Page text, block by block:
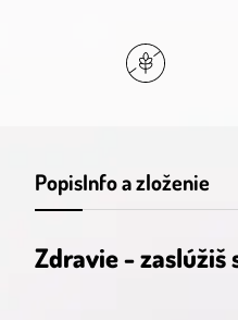
PopisInfo a zloženie
Zdravie - zaslúžiš